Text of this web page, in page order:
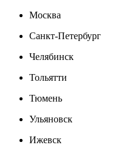
Москва
Санкт-Петербург
Челябинск
Тольятти
Тюмень
Ульяновск
Ижевск